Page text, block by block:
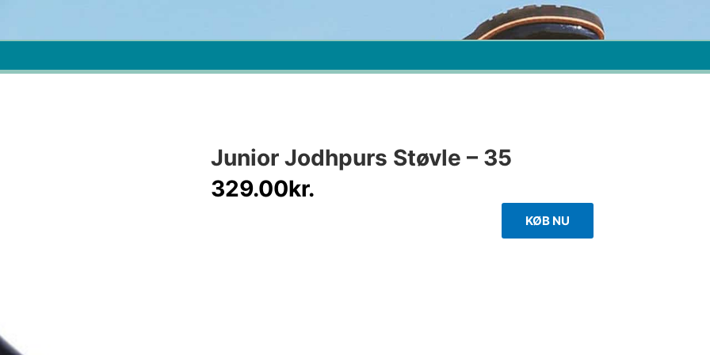
Junior Jodhpurs Støvle – 35
329.00kr.
KØB NU